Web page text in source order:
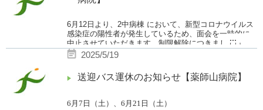
6月12日より、2中病棟 において、新型コロナウイルス
感染症の陽性者が発生しているため、面会を一時的に
中止させていただきます。 制限解除につきましては、
随時ホームページにてお知らせいたします。
...
2025/5/19
送迎バス運休のお知らせ【薬師山病院】
6月7日（土）、6月21日（土）